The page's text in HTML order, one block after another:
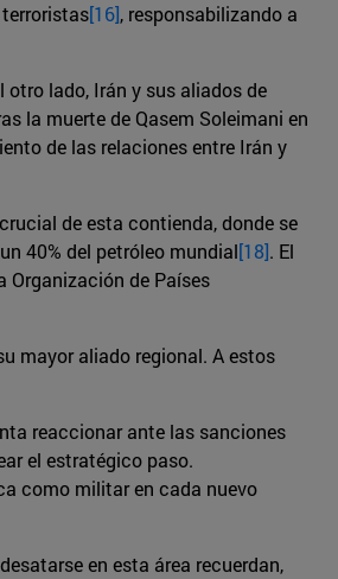
[16], responsabilizando a
otro lado, Irán y sus aliados de
la muerte de Qasem Soleimani en
de las relaciones entre Irán y
de esta contienda, donde se
40% del petróleo mundial[18]. El
Organización de Países
mayor aliado regional. A estos
reaccionar ante las sanciones
el estratégico paso.
como militar en cada nuevo
en esta área recuerdan,